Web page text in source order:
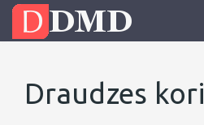
Draudzes kori